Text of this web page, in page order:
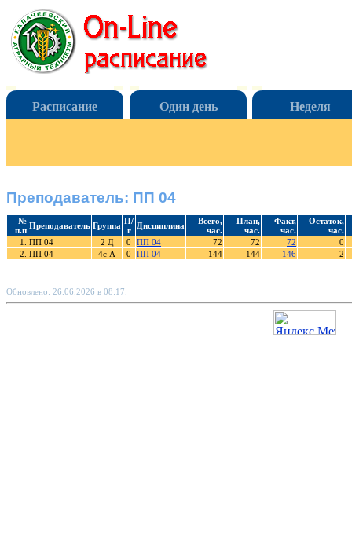
Расписание Один день Неделя
Преподаватель: ПП 04
№
п.п Преподаватель Группа П/
г
Дисциплина
Всего,
час.
План,
час.
Факт,
час.
Остаток,
час.
1.
ПП 04 2 Д 0 ПП 04 72 72 72
0
2. ПП 04 4с А 0 ПП 04 144 144 146 -2
Обновлено: 26.06.2026 в 08:17.